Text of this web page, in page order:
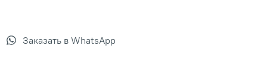
Заказать в WhatsApp